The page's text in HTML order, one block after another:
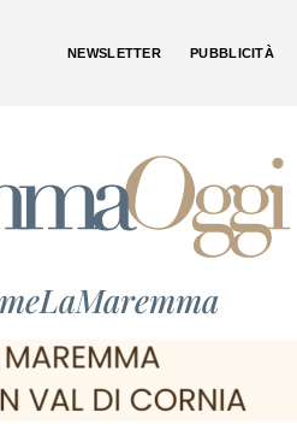
NEWSLETTER PUBBLICITÀ